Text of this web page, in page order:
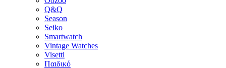
Q&Q
Season
Seiko
Smartwatch
Vintage Watches
Visetti
Παιδικό